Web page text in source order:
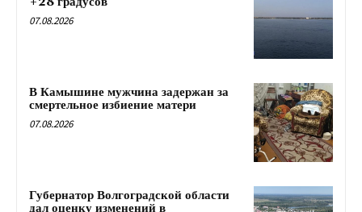
07.08.2026
В Камышине мужчина задержан за
смертельное избиение матери
07.08.2026
Губернатор Волгоградской области
дал оценку изменений в